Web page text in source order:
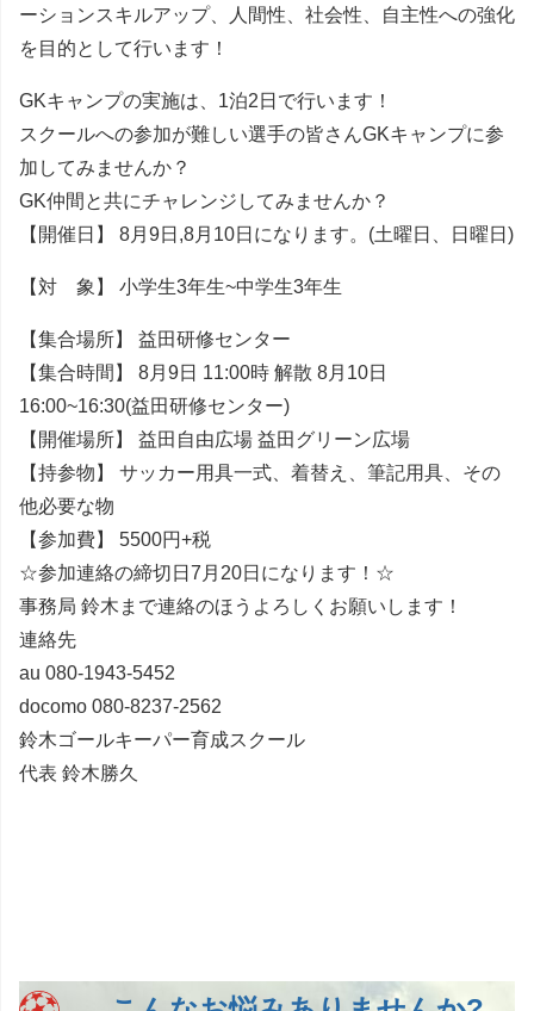
ーションスキルアップ、人間性、社会性、自主性への強化
を目的として行います！
GKキャンプの実施は、1泊2日で行います！
スクールへの参加が難しい選手の皆さんGKキャンプに参
加してみませんか？
GK仲間と共にチャレンジしてみませんか？
【開催日】 8月9日,8月10日になります。(土曜日、日曜日)
【対 象】 小学生3年生~中学生3年生
【集合場所】 益田研修センター
【集合時間】 8月9日 11:00時 解散 8月10日
16:00~16:30(益田研修センター)
【開催場所】 益田自由広場 益田グリーン広場
【持参物】 サッカー用具一式、着替え、筆記用具、その
他必要な物
【参加費】 5500円+税
☆参加連絡の締切日7月20日になります！☆
事務局 鈴木まで連絡のほうよろしくお願いします！
連絡先
au 080-1943-5452
docomo 080-8237-2562
鈴木ゴールキーパー育成スクール
代表 鈴木勝久